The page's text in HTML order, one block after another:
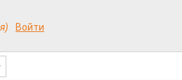
Войти